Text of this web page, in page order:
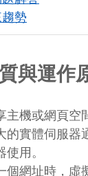
勢
與運作
主機或網頁
的實體伺服
用。
個網址時，